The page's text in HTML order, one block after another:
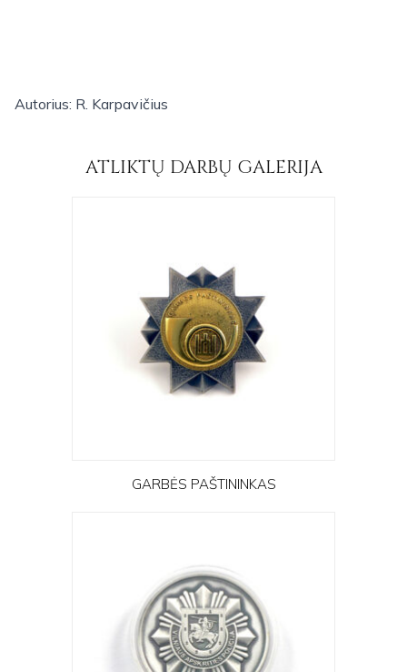
Autorius: R. Karpavičius
ATLIKTŲ DARBŲ GALERIJA
GARBĖS PAŠTININKAS